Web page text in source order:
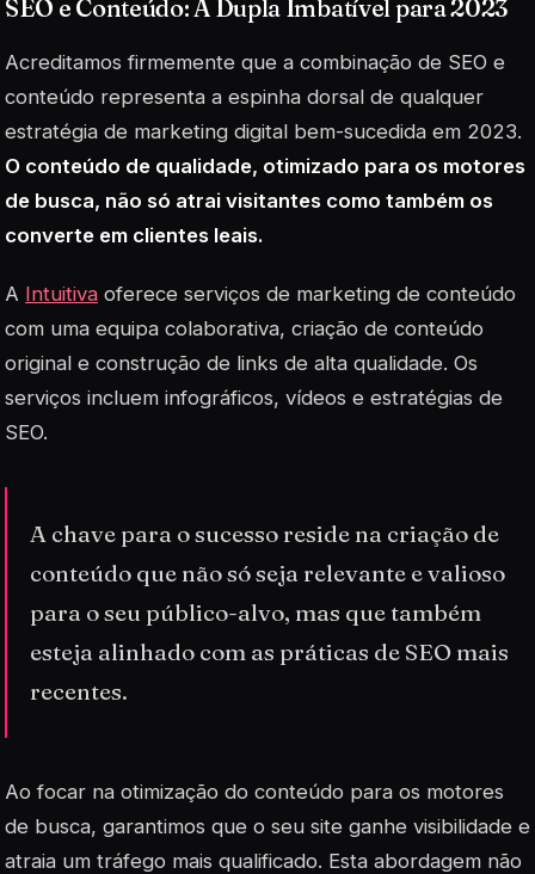
SEO e Conteúdo: A Dupla Imbatível para 2023
Acreditamos firmemente que a combinação de SEO e
conteúdo representa a espinha dorsal de qualquer
estratégia de marketing digital bem-sucedida em 2023.
O conteúdo de qualidade, otimizado para os motores
de busca, não só atrai visitantes como também os
converte em clientes leais.
A Intuitiva oferece serviços de marketing de conteúdo
com uma equipa colaborativa, criação de conteúdo
original e construção de links de alta qualidade. Os
serviços incluem infográficos, vídeos e estratégias de
SEO.
A chave para o sucesso reside na criação de
conteúdo que não só seja relevante e valioso
para o seu público-alvo, mas que também
esteja alinhado com as práticas de SEO mais
recentes.
Ao focar na otimização do conteúdo para os motores
de busca, garantimos que o seu site ganhe visibilidade e
atraia um tráfego mais qualificado. Esta abordagem não